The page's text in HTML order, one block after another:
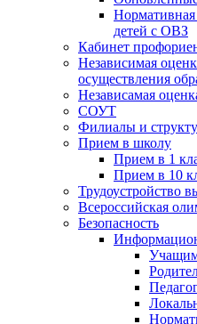
детей с ОВЗ
Кабинет
Независимая
осуществления
Независамая
СОУТ
Филиалы и
Прием в школу
Прием в 1
Прием в 10
Трудоустройство
Всероссийская
Безопасность